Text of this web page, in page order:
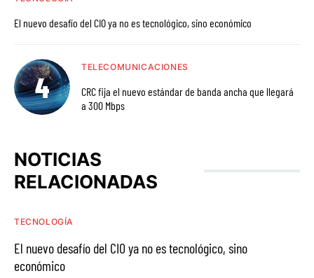
El nuevo desafío del CIO ya no es tecnológico, sino económico
TELECOMUNICACIONES
CRC fija el nuevo estándar de banda ancha que llegará
a 300 Mbps
NOTICIAS
RELACIONADAS
TECNOLOGÍA
El nuevo desafío del CIO ya no es tecnológico, sino
económico